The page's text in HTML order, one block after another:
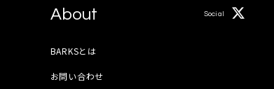
About
BARKSとは
お問い合わせ
Social